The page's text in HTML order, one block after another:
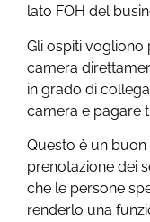
lato FOH del
Gli ospiti vogliono
camera
in grado di
camera e pagare
Questo è un
prenotazione dei
che le persone
renderlo una